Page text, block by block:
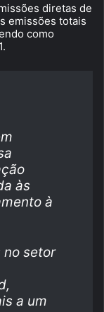
diretas de
emissões totais
como
às
à
no setor
a um